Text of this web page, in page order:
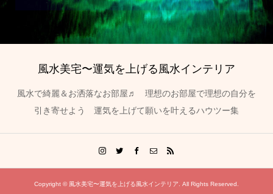
風水美宅〜運気を上げる風水インテリア
風水で綺麗＆お洒落なお部屋♬ 理想のお部屋で理想の自分を
引き寄せよう 運気を上げて願いを叶えるハウツー集
Copyright ©風水美宅〜運気を上げる風水インテリア. All Rights Reserved.